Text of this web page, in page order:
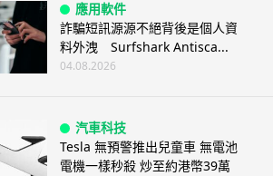
應用軟件
詐騙短訊源源不絕背後是個人資
料外洩 Surfshark Antisca...
04.08.2026
汽車科技
Tesla 無預警推出兒童車 無電池
電機一樣秒殺 炒至約港幣39萬